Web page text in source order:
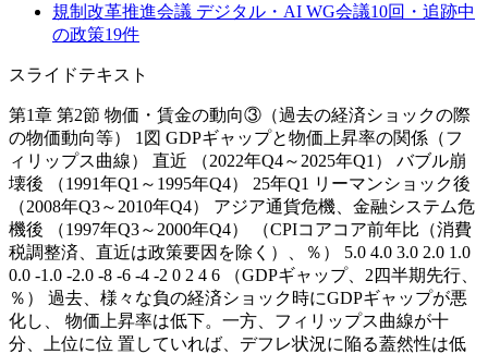
規制改革推進会議 デジタル・AI WG会議10回・追跡中
の政策19件
スライドテキスト
第1章 第2節 物価・賃金の動向③（過去の経済ショックの際
の物価動向等） 1図 GDPギャップと物価上昇率の関係（フ
ィリップス曲線） 直近 （2022年Q4～2025年Q1） バブル崩
壊後 （1991年Q1～1995年Q4） 25年Q1 リーマンショック後
（2008年Q3～2010年Q4） アジア通貨危機、金融システム危
機後 （1997年Q3～2000年Q4） （CPIコアコア前年比（消費
税調整済、直近は政策要因を除く）、％） 5.0 4.0 3.0 2.0 1.0
0.0 -1.0 -2.0 -8 -6 -4 -2 0 2 4 6 （GDPギャップ、2四半期先行、
％） 過去、様々な負の経済ショック時にGDPギャップが悪
化し、 物価上昇率は低下。一方、フィリップス曲線が十
分、上位に位 置していれば、デフレ状況に陥る蓋然性は低